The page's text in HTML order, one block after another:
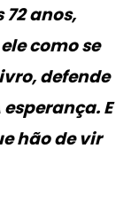
anos,
como se
defende
E
hão de vir